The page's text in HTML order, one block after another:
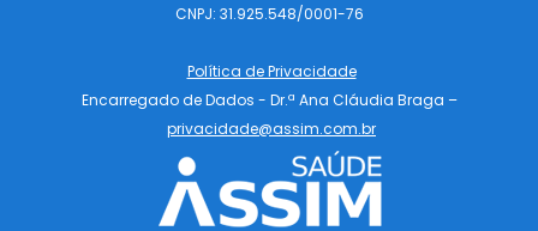
CNPJ: 31.925.548/0001-76
Política de Privacidade
Encarregado de Dados - Dr.ª Ana Cláudia Braga –
privacidade@assim.com.br